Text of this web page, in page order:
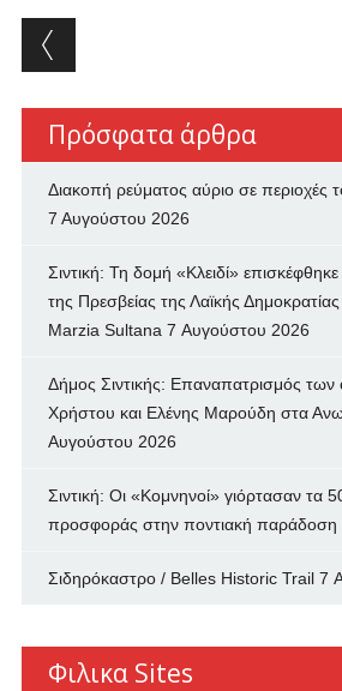
Post navigation
Πρόσφατα άρθρα
Διακοπή ρεύματος αύριο σε περιοχές
7 Αυγούστου 2026
Σιντική: Τη δομή «Κλειδί»
της Πρεσβείας της Λαϊκής
Marzia Sultana 7 Αυγούστου 2026
Δήμος Σιντικής: Επαναπατρισμός
Χρήστου και Ελένης Μαρούδη στα
Αυγούστου 2026
Σιντική: Οι «Κομνηνοί» γιόρτασαν τα
προσφοράς στην ποντιακή παράδοση
Σιδηρόκαστρο / Belles Historic Trail 7
Φιλικα Sites